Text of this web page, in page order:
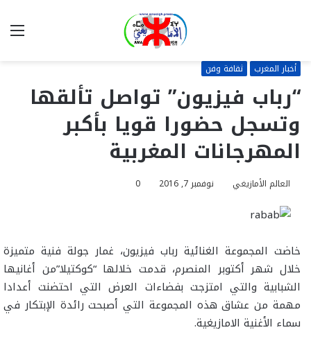
أخبار المغرب ثقافة وفن
“رباب فيزيون” تواصل تألقها
وتسجل حضورا قويا بأكبر
المهرجانات المغربية
العالم الأمازيغي نوفمبر 7, 2016 0
خاضت المجموعة الغنائية رباب فيزيون، غمار جولة فنية متميزة
خلال شهر أكتوبر المنصرم، قدمت خلالها “كوكتيلا”من أغانيها
الشبابية والتي امتزجت بفضاءات العرض التي احتضنت أعدادا
مهمة من عشاق هذه المجموعة التي أصبحت رائدة الإبتكار في
سماء الأغنية الامازيغية.